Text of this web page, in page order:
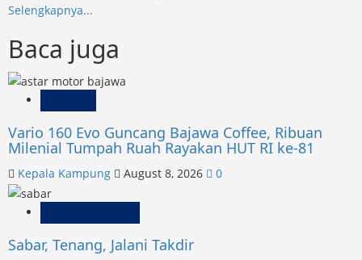
Selengkapnya...
about
Astra
Motor
Borong
9
Podium
Series
Baca juga
Vario 160 Evo Guncang Bajawa Coffee, Ribuan
Milenial Tumpah Ruah Rayakan HUT RI ke-81
Kepala Kampung August 8, 2026 0
Sabar, Tenang, Jalani Takdir